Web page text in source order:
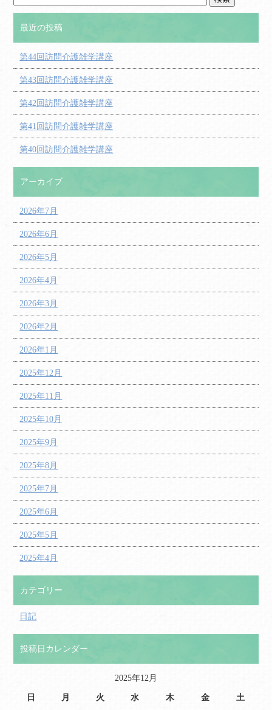
最近の投稿
第44回訪問介護雑学講座
第43回訪問介護雑学講座
第42回訪問介護雑学講座
第41回訪問介護雑学講座
第40回訪問介護雑学講座
アーカイブ
2026年7月
2026年6月
2026年5月
2026年4月
2026年3月
2026年2月
2026年1月
2025年12月
2025年11月
2025年10月
2025年9月
2025年8月
2025年7月
2025年6月
2025年5月
2025年4月
カテゴリー
日記
投稿日カレンダー
2025年12月
日 月 火 水 木 金
土